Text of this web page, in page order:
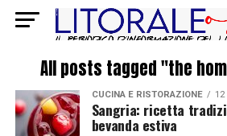
All posts tagged "the
CUCINA E RISTORAZIONE
Sangria: ricetta
bevanda estiva